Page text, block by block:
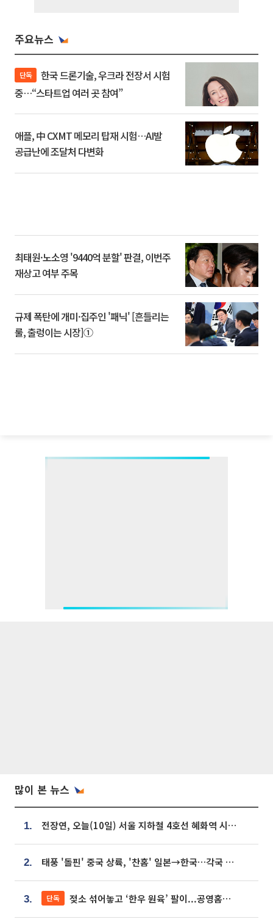
주요뉴스
단독
중…“스타트업 여러 곳 참여”
애플, 中 CXMT 메모리 탑재 시험…AI발
공급난에 조달처 다변화
최태원·노소영 '9440억 분할' 판결, 이번주
재상고 여부 주목
규제 폭탄에 개미·집주인 '패닉' [흔들리는
룰, 출렁이는 시장]①
많이 본 뉴스
1. 전장연, 오늘(10일) 서울 지하철 4호선 혜화역 시위…1호선 용산역 무정차
2. 태풍 '돌핀' 중국 상륙, '찬홈' 일본→한국…각국 기상청 예상 경로는?
3. 단독 젖소 섞어놓고 ‘한우 원육’ 팔이...공영홈쇼핑 표기·검증 구멍